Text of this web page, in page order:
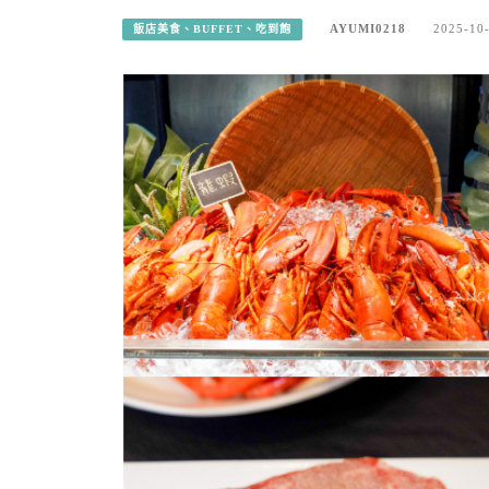
飯店美食、BUFFET、吃到飽 AYUMI0218 2025-